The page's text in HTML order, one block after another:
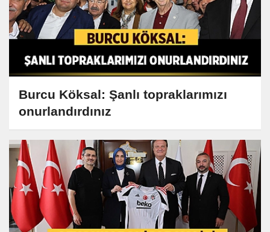
Burcu Köksal: Şanlı topraklarımızı
onurlandırdınız